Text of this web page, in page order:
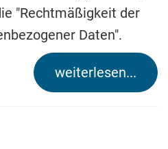
"Rechtmäßigkeit der
Daten".
weiterlesen...